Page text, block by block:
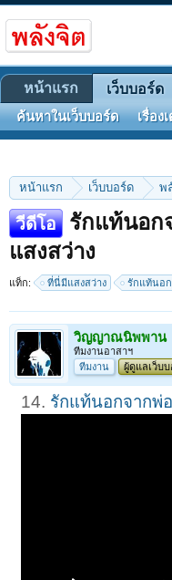
หน้าแรก เว็บบอร์ด พ
วีดีโอ
รักแท้นอก
แสงสว่าง
แท็ก: ที่นี่มีแสงสว่าง รักแท้นอ
วิญญาณนิพพาน
ทีมงานอาสาฯ
ทีมงาน
ผู้ดูแลเว็บ
14. รักแท้นอกจากพ่
หน้าแรก เว็บบอร์ด
ค้นหาในเว็บบอร์ด เรื่อง